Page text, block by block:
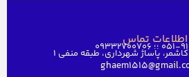
اطلاعات تماس
09332700706
پاساژ شهرداری، طبقه منفی ۱